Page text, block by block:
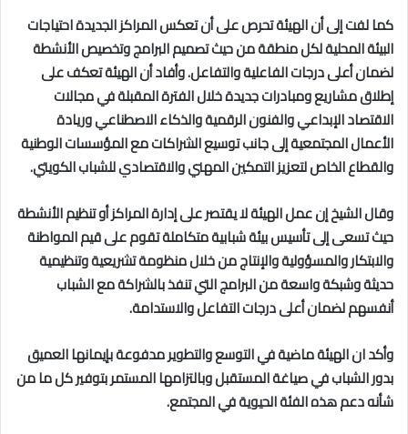
كما لفت إلى أن الهيئة تحرص على أن تعكس المراكز الجديدة احتياجات
البيئة المحلية لكل منطقة من حيث تصميم البرامج وتخصيص الأنشطة
لضمان أعلى درجات الفاعلية والتفاعل. وأفاد أن الهيئة تعكف على
إطلاق مشاريع ومبادرات جديدة خلال الفترة المقبلة في مجالات
الاقتصاد الإبداعي والفنون الرقمية والذكاء الاصطناعي وريادة
الأعمال المجتمعية إلى جانب توسيع الشراكات مع المؤسسات الوطنية
والقطاع الخاص لتعزيز التمكين المهني والاقتصادي للشباب الكويتي.
وقال الشيخ إن عمل الهيئة لا يقتصر على إدارة المراكز أو تنظيم الأنشطة
حيث تسعى إلى تأسيس بيئة شبابية متكاملة تقوم على قيم المواطنة
والابتكار والمسؤولية والإنتاج من خلال منظومة تشريعية وتنظيمية
حديثة وشبكة واسعة من البرامج التي تنفذ بالشراكة مع الشباب
أنفسهم لضمان أعلى درجات التفاعل والاستدامة.
وأكد ان الهيئة ماضية في التوسع والتطوير مدفوعة بإيمانها العميق
بدور الشباب في صياغة المستقبل وبالتزامها المستمر بتوفير كل ما من
شأنه دعم هذه الفئة الحيوية في المجتمع.